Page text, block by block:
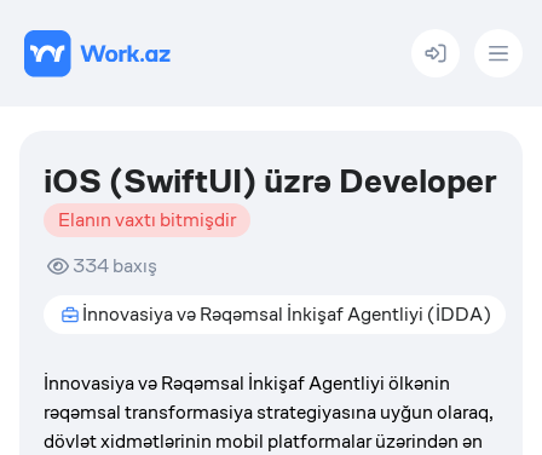
Menu
iOS (SwiftUI) üzrə Developer
Elanın vaxtı bitmişdir
334baxış
İnnovasiya və Rəqəmsal İnkişaf Agentliyi (İDDA)
İnnovasiya və Rəqəmsal İnkişaf Agentliyi ölkənin
rəqəmsal transformasiya strategiyasına uyğun olaraq,
dövlət xidmətlərinin mobil platformalar üzərindən ən